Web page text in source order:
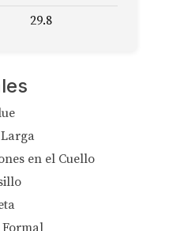
29.8
en el Cuello
Formal